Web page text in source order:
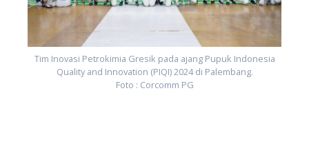
Tim Inovasi Petrokimia Gresik pada ajang Pupuk Indonesia
Quality and Innovation (PIQI) 2024 di Palembang.
Foto : Corcomm PG